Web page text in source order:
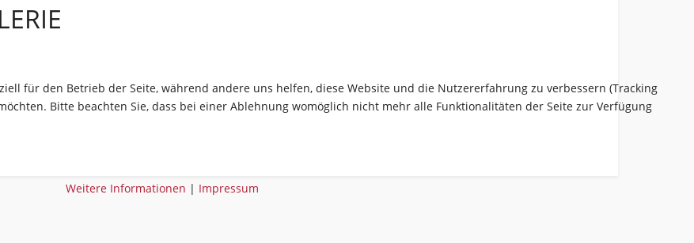
für den Betrieb der Seite, während andere uns helfen, diese Website und die Nutzererfahrung zu verbessern (Tracking
Bitte beachten Sie, dass bei einer Ablehnung womöglich nicht mehr alle Funktionalitäten der Seite zur Verfügung
Weitere Informationen | Impressum